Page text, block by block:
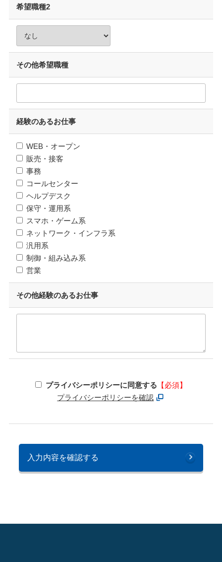
希望職種2
その他希望職種
経験のあるお仕事
WEB・オープン
販売・接客
事務
コールセンター
ヘルプデスク
保守・運用系
スマホ・ゲーム系
ネットワーク・インフラ系
汎用系
制御・組み込み系
営業
その他経験のあるお仕事
プライバシーポリシーに同意する 【必須】
プライバシーポリシーを確認
入力内容を確認する